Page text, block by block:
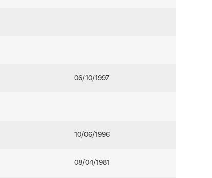
06/10/1997
10/06/1996
08/04/1981